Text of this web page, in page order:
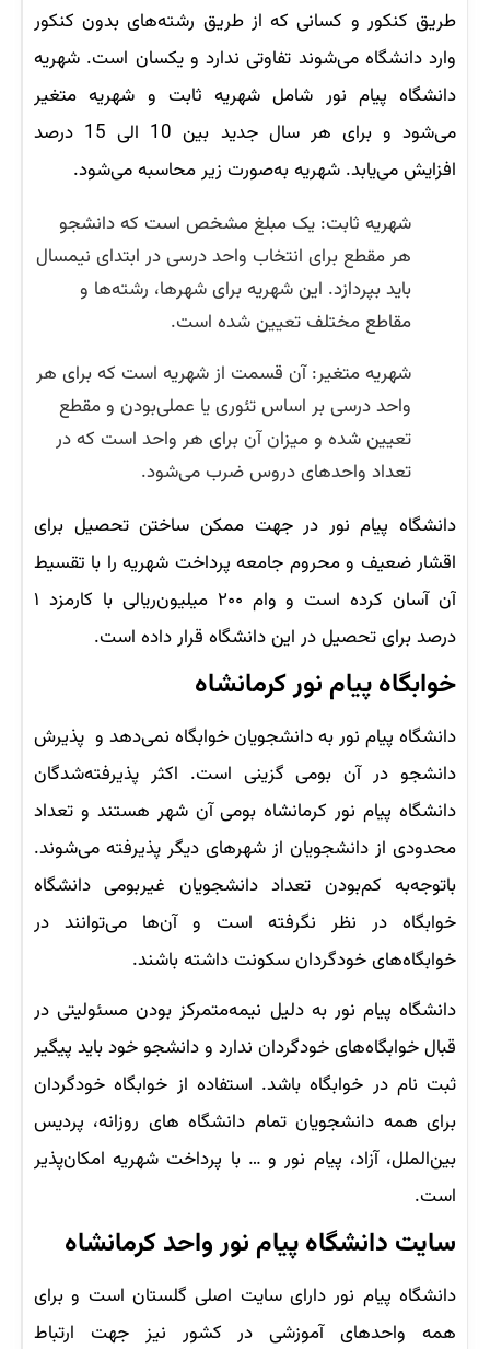
طریق کنکور و کسانی که از طریق رشته‌های بدون کنکور
وارد دانشگاه می‌شوند تفاوتی ندارد و یکسان است. شهریه
دانشگاه پیام نور شامل شهریه ثابت و شهریه متغیر
می‌شود و برای هر سال جدید بین 10 الی 15 درصد
افزایش می‌یابد. شهریه به‌صورت زیر محاسبه می‌شود.
شهریه ثابت: یک مبلغ مشخص است که دانشجو
هر مقطع برای انتخاب واحد درسی در ابتدای نیمسال
باید بپردازد. این شهریه برای شهرها، رشته‌ها و
مقاطع مختلف تعیین شده است.
شهریه متغیر: آن قسمت از شهریه است که برای هر
واحد درسی بر اساس تئوری یا عملی‌بودن و مقطع
تعیین شده و میزان آن برای هر واحد است که در
تعداد واحدهای دروس ضرب می‌شود.
دانشگاه پیام نور در جهت ممکن ساختن تحصیل برای
اقشار ضعیف و محروم جامعه پرداخت شهریه را با تقسیط
آن آسان کرده است و وام ۲۰۰ میلیون‌ریالی با کارمزد ۱
درصد برای تحصیل در این دانشگاه قرار داده است.
خوابگاه پیام نور کرمانشاه
دانشگاه پیام نور به دانشجویان خوابگاه نمی‌دهد و پذیرش
دانشجو در آن بومی گزینی است. اکثر پذیرفته‌شدگان
دانشگاه پیام نور کرمانشاه بومی آن شهر هستند و تعداد
محدودی از دانشجویان از شهرهای دیگر پذیرفته می‌شوند.
باتوجه‌به کم‌بودن تعداد دانشجویان غیربومی دانشگاه
خوابگاه در نظر نگرفته است و آن‌ها می‌توانند در
خوابگاه‌های خودگردان سکونت داشته باشند.
دانشگاه پیام نور به دلیل نیمه‌متمرکز بودن مسئولیتی در
قبال خوابگاه‌های خودگردان ندارد و دانشجو خود باید پیگیر
ثبت نام در خوابگاه باشد. استفاده از خوابگاه خودگردان
برای همه دانشجویان تمام دانشگاه های روزانه، پردیس
بین‌الملل، آزاد، پیام نور و … با پرداخت شهریه امکان‌پذیر
است.
سایت دانشگاه پیام نور واحد کرمانشاه
دانشگاه پیام نور دارای سایت اصلی گلستان است و برای
همه واحدهای آموزشی در کشور نیز جهت ارتباط